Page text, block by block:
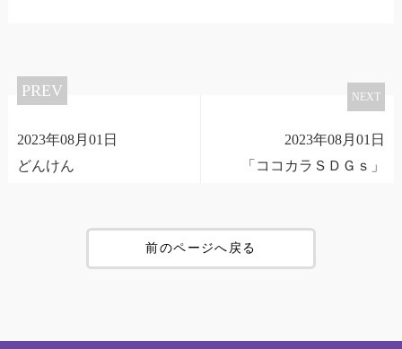
PREV
2023年08月01日
どんけん
NEXT
2023年08月01日
「ココカラＳＤＧｓ」
前のページへ戻る